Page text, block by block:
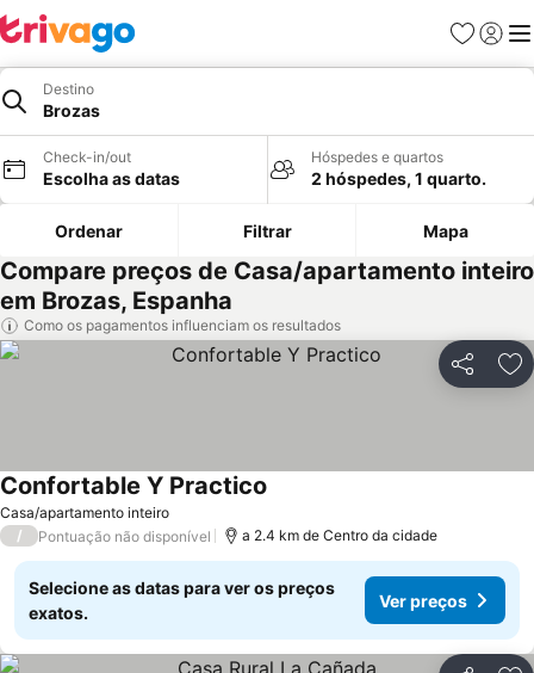
Favoritos
Iniciar
Destino
Brozas
Check-in/out
Escolha as datas
Hóspedes e quartos
2 hóspedes, 1 quarto.
Ordenar Filtrar Mapa
Compare preços de Casa/apartamento inteiro
em Brozas, Espanha
Como os pagamentos influenciam os resultados
Partilhar
Casa/apartamento inteiro
Confortable Y Practico
/ Pontuação não disponível a 2.4 km de Centro da cidade
Selecione as datas para ver os preços
exatos.
Ver preços